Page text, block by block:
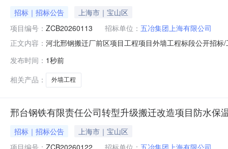
招标｜招标公告
上海市｜宝山区
项目编号： ZCB20260113 招标单位： 五冶集团上海有限公司
正文内容： 河北邢钢搬迁厂前区项目工程项目外墙工程标段公开招
范围内所有外墙工程工作内容的专业施工，包含但不限
构与幕墙结构间的防火封堵处理
发布时间： 1秒前
相关产品：
外墙工程
邢台钢铁有限责任公司转型升级搬迁改造项目防水保
招标｜招标公告
上海市｜宝山区
项目编号： ZCB20260122 招标单位： 五冶集团上海有限公司